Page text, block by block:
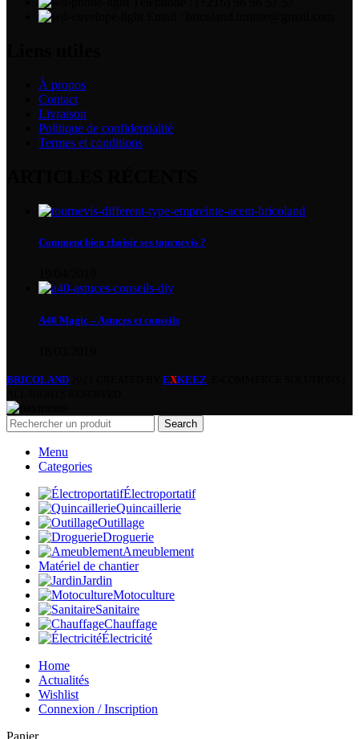
À propos
Contact
Livraison
Politique de confidentialité
Termes et conditions
Comment bien choisir ses tournevis ?
A40 Magic – Astuces et conseils
BRICOLAND EXKEEZ
Search
Menu
Categories
Électroportatif
Quincaillerie
Outillage
Droguerie
Ameublement
Matériel de chantier
Jardin
Motoculture
Sanitaire
Chauffage
Électricité
Home
Actualités
Wishlist
Connexion / Inscription
Panier